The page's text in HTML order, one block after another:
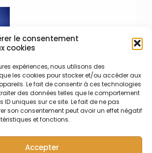
le consentement
cookies
expériences, nous utilisons des
les cookies pour stocker et/ou accéder aux
Le fait de consentir à ces technologies
des données telles que le comportement
uniques sur ce site. Le fait de ne pas
son consentement peut avoir un effet négatif
et fonctions.
Accepter
005
PFA 250
bouchon
(1)